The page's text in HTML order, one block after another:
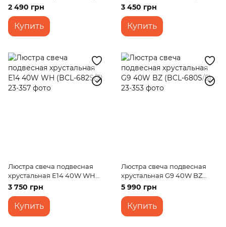
2 490 грн
Купить
667S/3)
3 450 грн
Купить
Люстра свеча подвесная
хрустальная E14 40W WH
(BCL-682S/3)
3 750 грн
Купить
Люстра свеча подвесная
хрустальная G9 40W BZ
(BCL-680S/5)
5 990 грн
Купить